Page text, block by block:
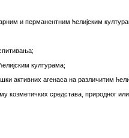
и перманентним ћелијским
културама;
активних агенаса на различитим
средстава, природног